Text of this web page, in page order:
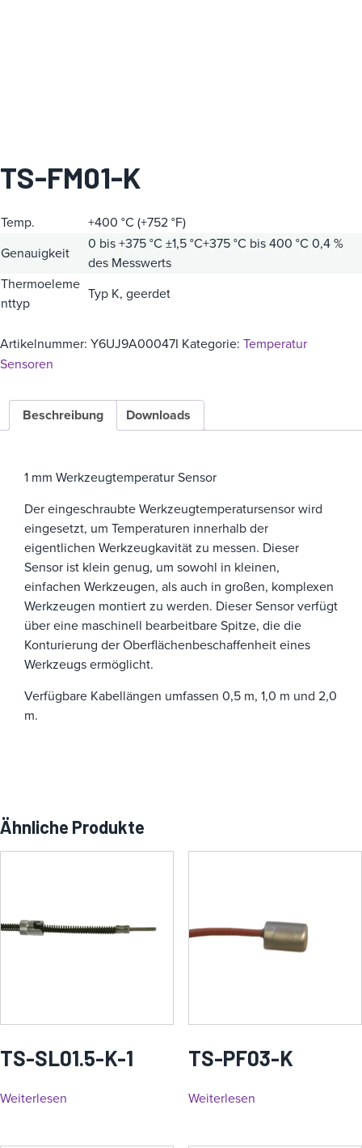
TS-FM01-K
Temp.
+400 °C (+752 °F)
Genauigkeit
0 bis +375 °C ±1,5 °C+375 °C bis 400 °C 0,4 %
des Messwerts
Thermoeleme
nttyp
Typ K, geerdet
Artikelnummer: Y6UJ9A00047I Kategorie: Temperatur
Sensoren
Beschreibung Downloads
1 mm Werkzeugtemperatur Sensor
Der eingeschraubte Werkzeugtemperatursensor wird
eingesetzt, um Temperaturen innerhalb der
eigentlichen Werkzeugkavität zu messen. Dieser
Sensor ist klein genug, um sowohl in kleinen,
einfachen Werkzeugen, als auch in großen, komplexen
Werkzeugen montiert zu werden. Dieser Sensor verfügt
über eine maschinell bearbeitbare Spitze, die die
Konturierung der Oberflächenbeschaffenheit eines
Werkzeugs ermöglicht.
Verfügbare Kabellängen umfassen 0,5 m, 1,0 m und 2,0
m.
Ähnliche Produkte
TS-SL01.5-K-1
Weiterlesen
TS-PF03-K
Weiterlesen